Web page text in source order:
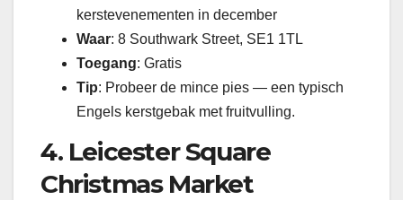
kerstevenementen in december
Waar: 8 Southwark Street, SE1 1TL
Toegang: Gratis
Tip: Probeer de mince pies — een typisch
Engels kerstgebak met fruitvulling.
4. Leicester Square
Christmas Market